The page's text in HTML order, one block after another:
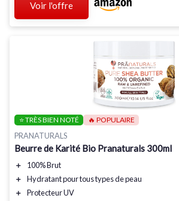
Voir l'offre
⭐ TRÈS BIEN NOTÉ 🔥 POPULAIRE
PRANATURALS
Beurre de Karité Bio Pranaturals 300ml
＋
100% Brut
＋
Hydratantpour tous types de peau
＋
Protecteur UV